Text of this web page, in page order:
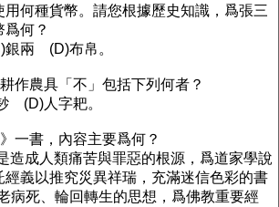
何種貨幣。請您根據歷史知識，爲張三
何？
兩 (D)布帛。
作農具「不」包括下列何者？
(D)人字耙。
一書，內容主要爲何？
造成人類痛苦與罪惡的根源，爲道家學說
義以推究災異祥瑞，充滿迷信色彩的書
死、輪回轉生的思想，爲佛教重要經